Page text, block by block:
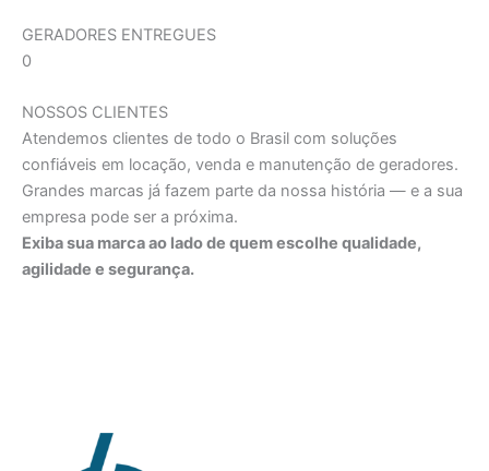
GERADORES ENTREGUES
0
NOSSOS CLIENTES
Atendemos clientes de todo o Brasil com soluções
confiáveis em locação, venda e manutenção de geradores.
Grandes marcas já fazem parte da nossa história — e a sua
empresa pode ser a próxima.
Exiba sua marca ao lado de quem escolhe qualidade,
agilidade e segurança.